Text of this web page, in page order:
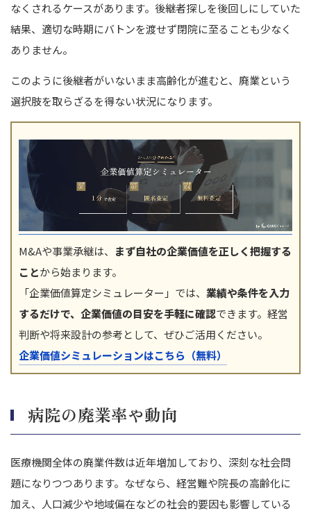
なくされるケースがあります。 後継者探しを後回しにしていた
結果、適切な時期にバトンを渡せず閉院に至ることも少なく
ありません。
このように後継者がいないまま高齢化が進むと、廃業という
選択肢を取らざるを得ない状況になります。
M&Aや事業承継は、 まず自社の企業価値を正しく把握する
ことから始まります。
「企業価値算定シミュレーター」では、 業績や条件を入力
するだけで、企業価値の目安を手軽に確認できます。経営
判断や将来設計の参考として、ぜひご活用ください。
企業価値シミュレーションはこちら（無料）
病院の廃業率や動向
医療機関全体の廃業件数は近年増加しており、深刻な社会問
題になりつつあります。 なぜなら、経営難や院長の高齢化に
加え、人口減少や地域偏在などの社会的要因も影響している